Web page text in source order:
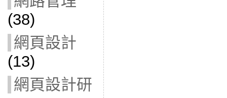
(38)
網頁設計
(13)
網頁設計研